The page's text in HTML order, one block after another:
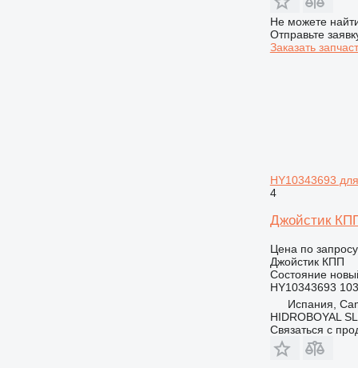
Не можете
Отправьте
Заказать
HY10343693
4
Джойстик
Цена по запросу
Джойстик КПП
Состояние
HY10343693
Испания,
HIDROBOYAL
Связаться с